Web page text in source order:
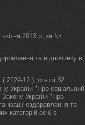
квітня 2013 р. за №
та відпочинку в
2229-12 ), статті 32
України "Про соціальний
Закону України "Про
оздоровлення та
категорій осіб в